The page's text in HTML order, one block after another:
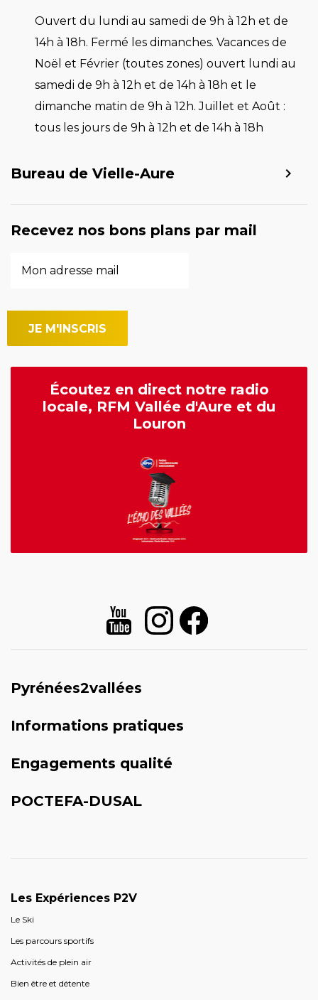
Ouvert du lundi au samedi de 9h à 12h et de
14h à 18h. Fermé les dimanches. Vacances de
Noël et Février (toutes zones) ouvert lundi au
samedi de 9h à 12h et de 14h à 18h et le
dimanche matin de 9h à 12h. Juillet et Août :
tous les jours de 9h à 12h et de 14h à 18h
Bureau de Vielle-Aure
Recevez nos bons plans par mail
Écoutez en direct notre radio
locale, RFM Vallée d'Aure et du
Louron
Pyrénées2vallées
Informations pratiques
Engagements qualité
POCTEFA-DUSAL
Les Expériences P2V
Le Ski
Les parcours sportifs
Activités de plein air
Bien être et détente